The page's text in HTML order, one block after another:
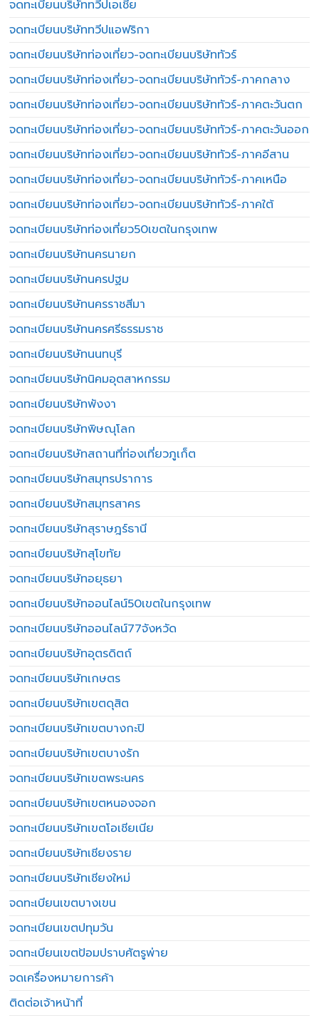
จดทะเบียนบริษัททวีปเอเชีย
จดทะเบียนบริษัททวีปแอฟริกา
จดทะเบียนบริษัทท่องเที่ยว-จดทะเบียนบริษัททัวร์
จดทะเบียนบริษัทท่องเที่ยว-จดทะเบียนบริษัททัวร์-ภาคกลาง
จดทะเบียนบริษัทท่องเที่ยว-จดทะเบียนบริษัททัวร์-ภาคตะวันตก
จดทะเบียนบริษัทท่องเที่ยว-จดทะเบียนบริษัททัวร์-ภาคตะวันออก
จดทะเบียนบริษัทท่องเที่ยว-จดทะเบียนบริษัททัวร์-ภาคอีสาน
จดทะเบียนบริษัทท่องเที่ยว-จดทะเบียนบริษัททัวร์-ภาคเหนือ
จดทะเบียนบริษัทท่องเที่ยว-จดทะเบียนบริษัททัวร์-ภาคใต้
จดทะเบียนบริษัทท่องเที่ยว50เขตในกรุงเทพ
จดทะเบียนบริษัทนครนายก
จดทะเบียนบริษัทนครปฐม
จดทะเบียนบริษัทนครราชสีมา
จดทะเบียนบริษัทนครศรีธรรมราช
จดทะเบียนบริษัทนนทบุรี
จดทะเบียนบริษัทนิคมอุตสาหกรรม
จดทะเบียนบริษัทพังงา
จดทะเบียนบริษัทพิษณุโลก
จดทะเบียนบริษัทสถานที่ท่องเที่ยวภูเก็ต
จดทะเบียนบริษัทสมุทรปราการ
จดทะเบียนบริษัทสมุทรสาคร
จดทะเบียนบริษัทสุราษฎร์ธานี
จดทะเบียนบริษัทสุโขทัย
จดทะเบียนบริษัทอยุธยา
จดทะเบียนบริษัทออนไลน์50เขตในกรุงเทพ
จดทะเบียนบริษัทออนไลน์77จังหวัด
จดทะเบียนบริษัทอุตรดิตถ์
จดทะเบียนบริษัทเกษตร
จดทะเบียนบริษัทเขตดุสิต
จดทะเบียนบริษัทเขตบางกะปิ
จดทะเบียนบริษัทเขตบางรัก
จดทะเบียนบริษัทเขตพระนคร
จดทะเบียนบริษัทเขตหนองจอก
จดทะเบียนบริษัทเขตโอเชียเนีย
จดทะเบียนบริษัทเชียงราย
จดทะเบียนบริษัทเชียงใหม่
จดทะเบียนเขตบางเขน
จดทะเบียนเขตปทุมวัน
จดทะเบียนเขตป้อมปราบศัตรูพ่าย
จดเครื่องหมายการค้า
ติดต่อเจ้าหน้าที่